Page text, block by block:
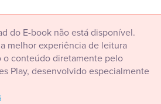
do E-book não está disponível.
melhor experiência de leitura
o conteúdo diretamente pelo
Play, desenvolvido especialmente